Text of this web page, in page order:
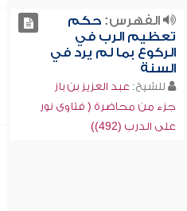
الفهرس:حكم
تعظيم الرب في
الركوع بما لم يرد في
السنة
للشيخ: عبد العزيز بن باز
جزء من محاضرة ( فتاوى نور
على الدرب (492))